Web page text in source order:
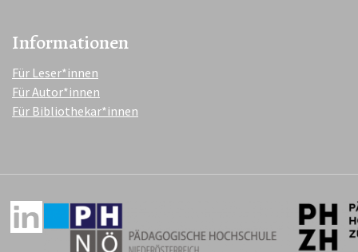
Informationen
Für Leser*innen
Für Autor*innen
Für Bibliothekar*innen